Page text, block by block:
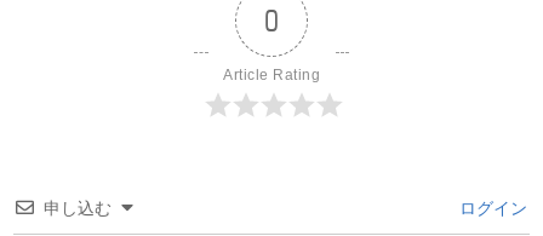
0
Article Rating
申し込む ログイン